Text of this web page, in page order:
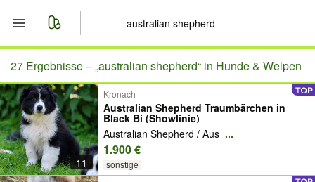
Start
Merkliste
Nachrichten
Anzeige aufgeben
27 Ergebnisse –„australian shepherd“ in Hunde & Welpen
11
Kronach
Australian Shepherd Traumbärchen in
Black Bi (Showlinie)
Australian Shepherd / Aus ...
1.900 €
sonstige